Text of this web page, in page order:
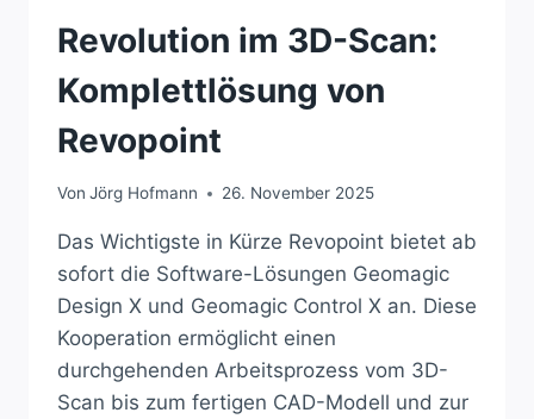
Revolution im 3D-Scan:
Komplettlösung von
Revopoint
Von Jörg Hofmann 26. November 2025
Das Wichtigste in Kürze Revopoint bietet ab
sofort die Software-Lösungen Geomagic
Design X und Geomagic Control X an. Diese
Kooperation ermöglicht einen
durchgehenden Arbeitsprozess vom 3D-
Scan bis zum fertigen CAD-Modell und zur